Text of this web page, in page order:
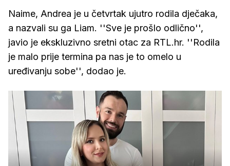
Naime, Andrea je u četvrtak ujutro rodila dječaka,
a nazvali su ga Liam. ''Sve je prošlo odlično'',
javio je ekskluzivno sretni otac za RTL.hr. ''Rodila
je malo prije termina pa nas je to omelo u
uređivanju sobe'', dodao je.